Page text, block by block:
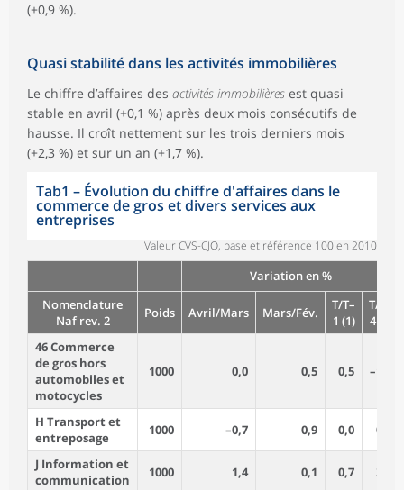
(+0,9 %).
Quasi stabilité dans les activités immobilières
Le chiffre d’affaires des activités immobilières est quasi
stable en avril (+0,1 %) après deux mois consécutifs de
hausse. Il croît nettement sur les trois derniers mois
(+2,3 %) et sur un an (+1,7 %).
Tab1 – Évolution du chiffre d'affaires dans le
commerce de gros et divers services aux
entreprises
Valeur CVS-CJO, base et référence 100 en 2010
Variation en %
Nomenclature
Naf rev. 2
Poids Avril/Mars Mars/Fév.
T/T–
1 (1)
T/T–
4 (1)
46 Commerce
de gros hors
automobiles et
motocycles
1000 0,0 0,5 0,5 –1,4
H Transport et
entreposage
1000 –0,7 0,9 0,0 0,9
J Information et
communication
1000 1,4 0,1 0,7 2,2